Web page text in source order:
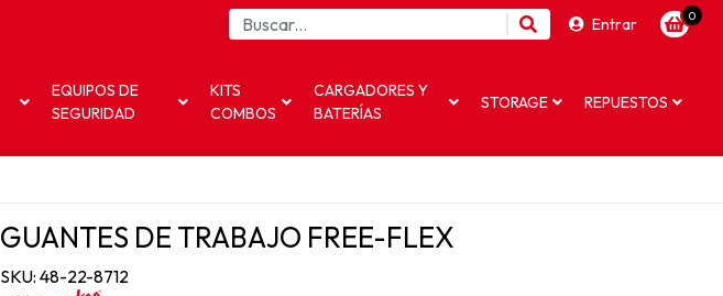
Entrar 0
EQUIPOS DE
SEGURIDAD
KITS
COMBOS
CARGADORES Y
BATERÍAS
STORAGE REPUESTOS
GUANTES DE TRABAJO FREE-FLEX
SKU: 48-22-8712